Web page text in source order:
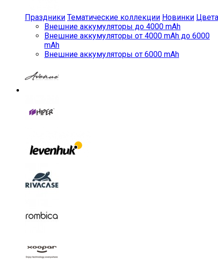
Праздники Тематические коллекции Новинки Цвета
Внешние аккумуляторы до 4000 mAh
Внешние аккумуляторы от 4000 mAh до 6000
mAh
Внешние аккумуляторы от 6000 mAh